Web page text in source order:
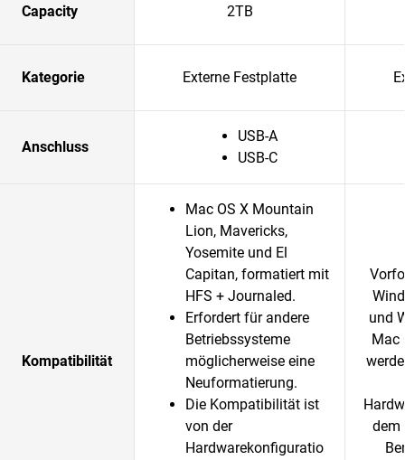
Capacity 2TB
Kategorie Externe Festplatte
Anschluss
USB-A
USB-C
Kompatibilität
Mac OS X Mountain
Lion, Mavericks,
Yosemite und El
Capitan, formatiert mit
HFS + Journaled.
Erfordert für andere
Betriebssysteme
möglicherweise eine
Neuformatierung.
Die Kompatibilität ist
von der
Hardwarekonfiguratio
und
Mac
dem